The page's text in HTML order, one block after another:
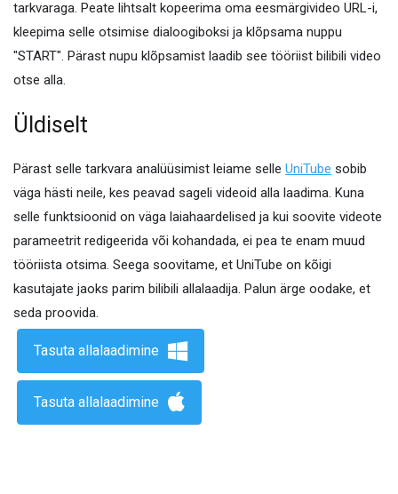
tarkvaraga. Peate lihtsalt kopeerima oma eesmärgivideo URL-i,
kleepima selle otsimise dialoogiboksi ja klõpsama nuppu
"START". Pärast nupu klõpsamist laadib see tööriist bilibili video
otse alla.
Üldiselt
Pärast selle tarkvara analüüsimist leiame selle UniTube sobib
väga hästi neile, kes peavad sageli videoid alla laadima. Kuna
selle funktsioonid on väga laiahaardelised ja kui soovite videote
parameetrit redigeerida või kohandada, ei pea te enam muud
tööriista otsima. Seega soovitame, et UniTube on kõigi
kasutajate jaoks parim bilibili allalaadija. Palun ärge oodake, et
seda proovida.
Tasuta allalaadimine
Tasuta allalaadimine